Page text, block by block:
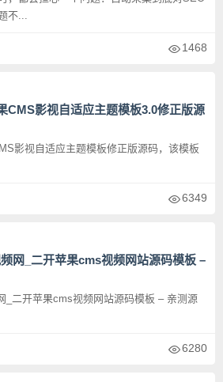
不...
1468
CMS影视自适应主题模板3.0修正版源
影视自适应主题模板修正版源码，该模板
6349
网_二开苹果cms视频网站源码模板 –
_二开苹果cms视频网站源码模板 – 亲测源
6280